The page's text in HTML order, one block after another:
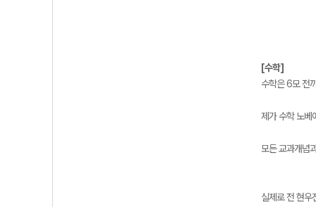
[수학]
수학은 6모 전
제가 수학 노베
모든 교과개념
실제로 전 현우